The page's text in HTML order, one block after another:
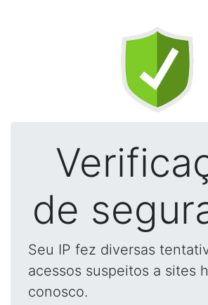
de
Seu IP fez diversas
acessos suspeitos a sites
conosco.